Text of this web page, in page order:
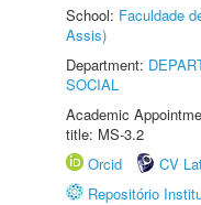
School: Faculdade
Assis)
Department:
SOCIAL
Academic
title: MS-3.2
Orcid
CV
Repositório